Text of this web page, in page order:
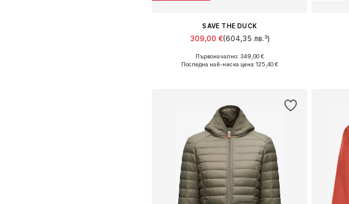
SAVE THE DUCK
309,00 €(604,35 лв.³)
+3
Налични размери: S, M, L, XL, XXXL
Първоначално: 349,00 €
Последна най-ниска цена:125,40 €